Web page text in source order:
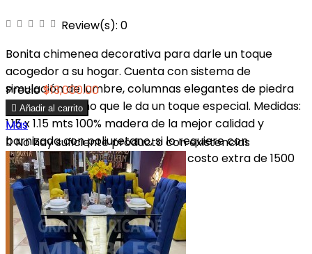
Review(s): 0
Bonita chimenea decorativa para darle un toque
acogedor a su hogar. Cuenta con sistema de
simulación de lumbre, columnas elegantes de piedra
onix y ese diseño que le da un toque especial. Medidas:
1.15 x 1.15 mts 100% madera de la mejor calidad y
barnizada con poliuretano, si lo requiere con
calefacción también lo tenemos costo extra de 1500
Precio$13,000.00
 Añadir al carrito
Más
No hay suficiente producto con existencias